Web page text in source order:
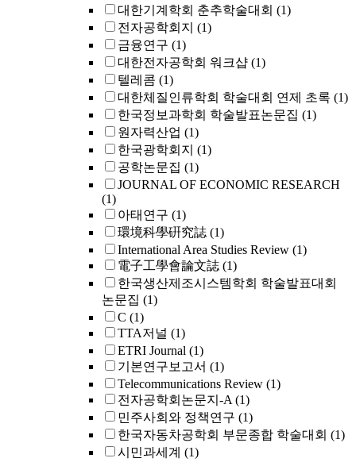
대한기계학회 춘추학술대회 (1)
전자공학회지 (1)
금융연구 (1)
대한전자공학회 워크샵 (1)
텔레콤 (1)
대한체질인류학회 학술대회 연제 초록 (1)
한국정보과학회 학술발표논문집 (1)
원자력산업 (1)
한국광학회지 (1)
공학논문집 (1)
JOURNAL OF ECONOMIC RESEARCH
(1)
아태연구 (1)
環境科學硏究誌 (1)
International Area Studies Review (1)
電子工學會論文誌 (1)
한국생산제조시스템학회 학술발표대회
논문집 (1)
C (1)
TTA저널 (1)
ETRI Journal (1)
기본연구보고서 (1)
Telecommunications Review (1)
전자공학회논문지-A (1)
민주사회와 정책연구 (1)
한국자동차공학회 부문종합 학술대회 (1)
시민과세계 (1)